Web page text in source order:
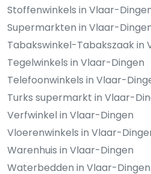
Stoffenwinkels in Vlaar-
Supermarkten in Vlaar-
Tabakswinkel-Tabakszaak in
Tegelwinkels in Vlaar-Dingen
Telefoonwinkels in Vlaar-
Turks supermarkt in Vlaar-
Verfwinkel in Vlaar-Dingen
Vloerenwinkels in Vlaar-
Warenhuis in Vlaar-Dingen
Waterbedden in Vlaar-Dingen